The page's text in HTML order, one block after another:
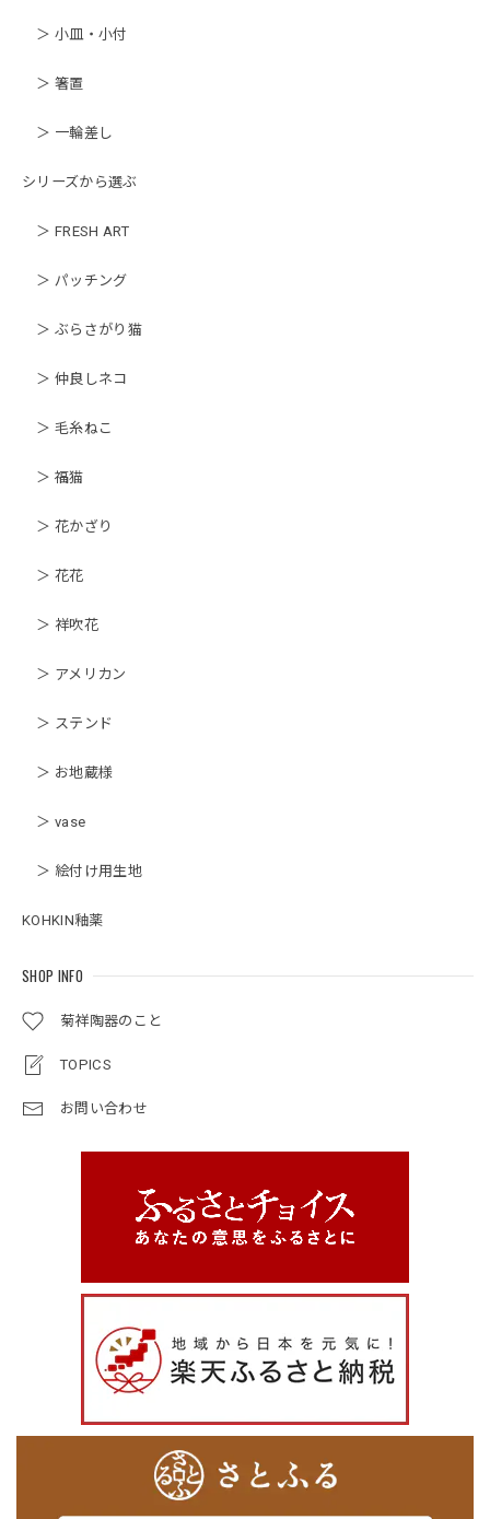
＞ 小皿・小付
＞ 箸置
＞ 一輪差し
シリーズから選ぶ
＞ FRESH ART
＞ パッチング
＞ ぶらさがり猫
＞ 仲良しネコ
＞ 毛糸ねこ
＞ 福猫
＞ 花かざり
＞ 花花
＞ 祥吹花
＞ アメリカン
＞ ステンド
＞ お地蔵様
＞ vase
＞ 絵付け用生地
KOHKIN釉薬
SHOP INFO
菊祥陶器のこと
TOPICS
お問い合わせ